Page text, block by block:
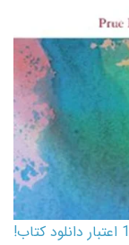
کارت اعتباری کتاب دانلود با 10,000,000 اعتبار دانلود کتاب!